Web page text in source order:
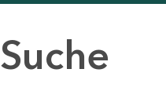
Suche